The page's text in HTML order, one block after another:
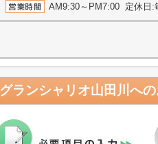
AM9:30～PM7:00 定休日:
グランシャリオ山田川 へ